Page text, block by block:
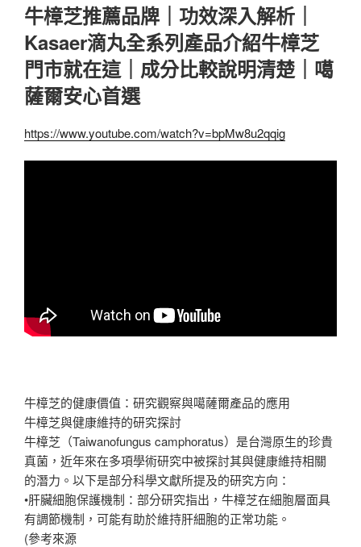
牛樟芝推薦品牌｜功效深入解析｜
Kasaer滴丸全系列產品介紹牛樟芝
門市就在這｜成分比較說明清楚｜噶
薩爾安心首選
https://www.youtube.com/watch?v=bpMw8u2qqig
牛樟芝的健康價值：研究觀察與噶薩爾產品的應用
牛樟芝與健康維持的研究探討
牛樟芝（Taiwanofungus camphoratus）是台灣原生的珍貴
真菌，近年來在多項學術研究中被探討其與健康維持相關
的潛力。以下是部分科學文獻所提及的研究方向：
•肝臟細胞保護機制：部分研究指出，牛樟芝在細胞層面具
有調節機制，可能有助於維持肝細胞的正常功能。
(參考來源